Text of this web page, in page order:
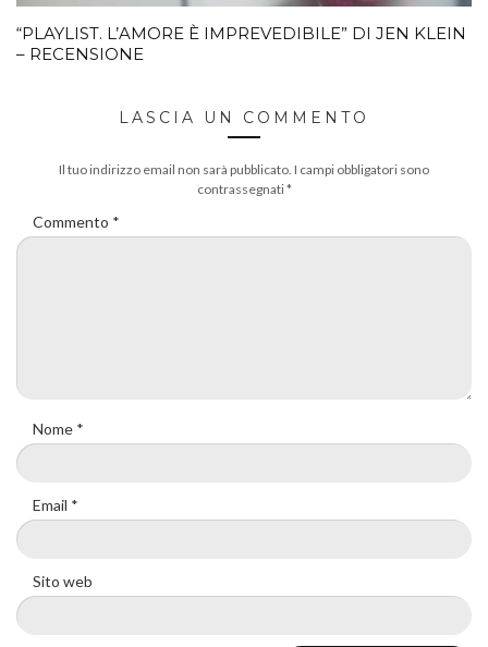
“PLAYLIST. L’AMORE È IMPREVEDIBILE” DI JEN KLEIN
– RECENSIONE
LASCIA UN COMMENTO
Il tuo indirizzo email non sarà pubblicato. I campi obbligatori sono
contrassegnati*
Commento *
Nome *
Email *
Sito web